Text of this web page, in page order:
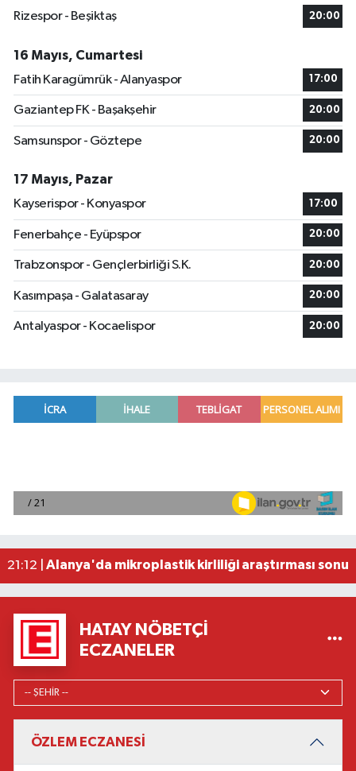
Rizespor - Beşiktaş
20:00
16 Mayıs, Cumartesi
Fatih Karagümrük - Alanyaspor
17:00
Gaziantep FK - Başakşehir 20:00
Samsunspor - Göztepe 20:00
17 Mayıs, Pazar
Kayserispor - Konyaspor
17:00
Fenerbahçe - Eyüpspor 20:00
Trabzonspor - Gençlerbirliği S.K. 20:00
Kasımpaşa - Galatasaray 20:00
Antalyaspor - Kocaelispor 20:00
22:44 |
2026 Air Badminton Türkiye Şampiyonası,
21:12 | Alanya'da mikroplastik kirliliği araştırması
HATAY NÖBETÇI
ECZANELER
ÖZLEM ECZANESİ